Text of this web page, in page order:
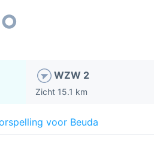
WZW 2
Zicht 15.1 km
voor Beuda